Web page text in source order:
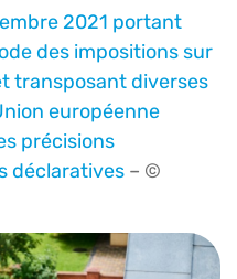
2021 portant
des impositions sur
transposant diverses
européenne
précisions
déclaratives – ©